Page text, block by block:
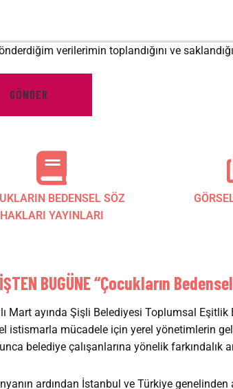
verilerimin toplandığını ve
BEDENSEL SÖZ
HAKLARI YAYINLARI
BUGÜNE “Çocukların
Mart ayında Şişli Belediyesi Toplumsal
istismarla mücadele için yerel yönetimlerin
belediye çalışanlarına yönelik
ardından İstanbul ve Türkiye genelinden